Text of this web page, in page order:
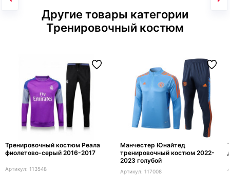
Другие товары категории
Тренировочный костюм
Тренировочный костюм Реала
фиолетово-серый 2016-2017
113548
Манчестер Юнайтед
тренировочный костюм 2022-
2023 голубой
117008